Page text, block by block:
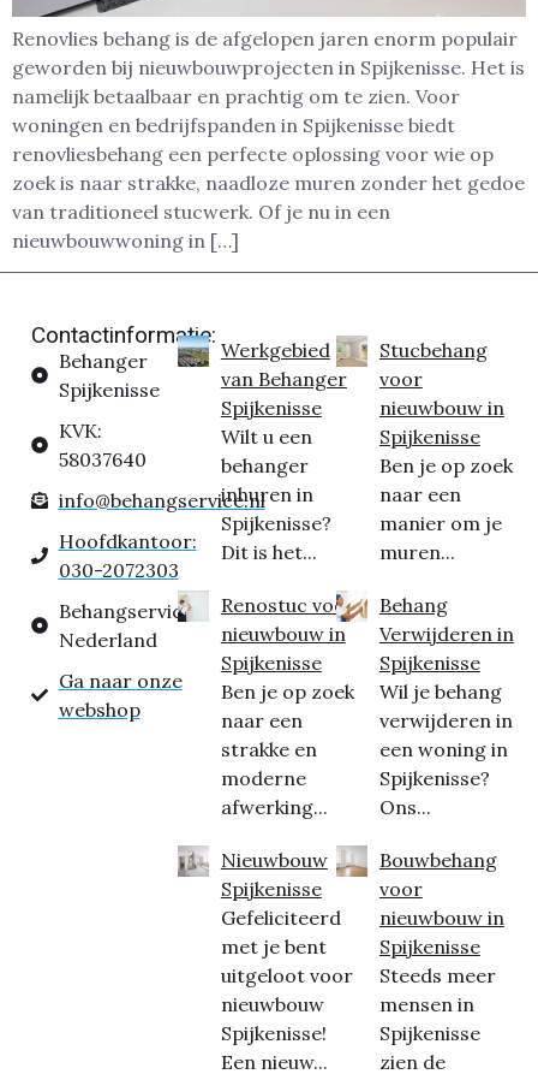
Renovlies behang is de afgelopen jaren enorm populair
geworden bij nieuwbouwprojecten in Spijkenisse. Het is
namelijk betaalbaar en prachtig om te zien. Voor
woningen en bedrijfspanden in Spijkenisse biedt
renovliesbehang een perfecte oplossing voor wie op
zoek is naar strakke, naadloze muren zonder het gedoe
van traditioneel stucwerk. Of je nu in een
nieuwbouwwoning in […]
Contactinformatie:
Behanger
Spijkenisse
KVK:
58037640
info@behangservice.nl
Hoofdkantoor:
030-2072303
Behangservice
Nederland
Ga naar onze
webshop
Werkgebied
van Behanger
Spijkenisse
Wilt u een
behanger
inhuren in
Spijkenisse?
Dit is het...
Renostuc voor
nieuwbouw in
Spijkenisse
Ben je op zoek
naar een
strakke en
moderne
afwerking...
Nieuwbouw
Spijkenisse
Gefeliciteerd
met je bent
uitgeloot voor
nieuwbouw
Spijkenisse!
Een nieuw...
Stucbehang
voor
nieuwbouw in
Spijkenisse
Ben je op zoek
naar een
manier om je
muren...
Behang
Verwijderen in
Spijkenisse
Wil je behang
verwijderen in
een woning in
Spijkenisse?
Ons...
Bouwbehang
voor
nieuwbouw in
Spijkenisse
Steeds meer
mensen in
Spijkenisse
zien de